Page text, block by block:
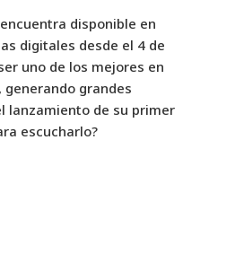
disponible en
digitales desde el 4 de
uno de los mejores en
generando grandes
lanzamiento de su primer
escucharlo?